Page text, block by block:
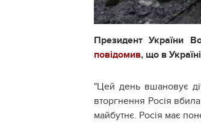
Президент України
повідомив, що в
"Цей день вшановує
вторгнення Росія
майбутнє. Росія має